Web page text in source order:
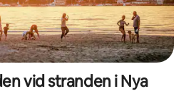
vid stranden i Nya